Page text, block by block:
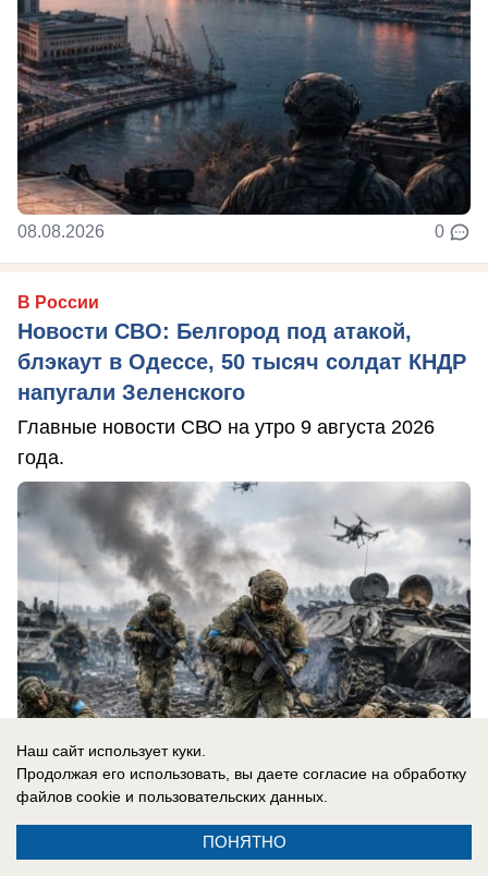
08.08.2026 0
В России
Новости СВО: Белгород под атакой,
блэкаут в Одессе, 50 тысяч солдат КНДР
напугали Зеленского
Главные новости СВО на утро 9 августа 2026
года.
Наш сайт использует куки.
Продолжая его использовать, вы даете согласие на обработку
файлов cookie и пользовательских данных.
ПОНЯТНО